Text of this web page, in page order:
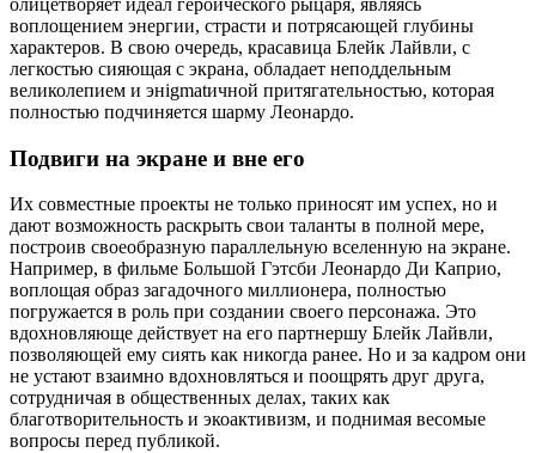
воплощением энергии, страсти и потрясающей глубины
характеров. В свою очередь, красавица Блейк Лайвли, с
легкостью сияющая с экрана, обладает неподдельным
великолепием и энigmatичной притягательностью, которая
полностью подчиняется шарму Леонардо.
Подвиги на экране и вне его
Их совместные проекты не только приносят им успех, но и
дают возможность раскрыть свои таланты в полной мере,
построив своеобразную параллельную вселенную на экране.
Например, в фильме Большой Гэтсби Леонардо Ди Каприо,
воплощая образ загадочного миллионера, полностью
погружается в роль при создании своего персонажа. Это
вдохновляюще действует на его партнершу Блейк Лайвли,
позволяющей ему сиять как никогда ранее. Но и за кадром они
не устают взаимно вдохновляться и поощрять друг друга,
сотрудничая в общественных делах, таких как
благотворительность и экоактивизм, и поднимая весомые
вопросы перед публикой.